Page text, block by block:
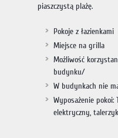
piaszczystą plażę.
Pokoje z łazienkami
Miejsce na grilla
Możliwość
budynku/
W budynkach nie
Wyposażenie pokoi:
elektryczny,